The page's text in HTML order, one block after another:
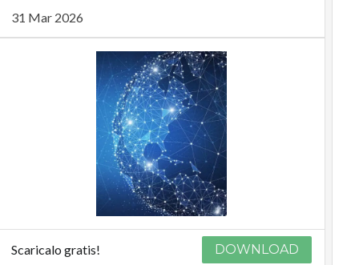
31 Mar 2026
Scaricalo gratis! DOWNLOAD